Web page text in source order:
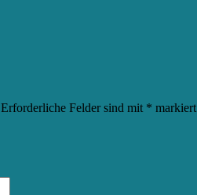
Erforderliche Felder sind mit * markiert